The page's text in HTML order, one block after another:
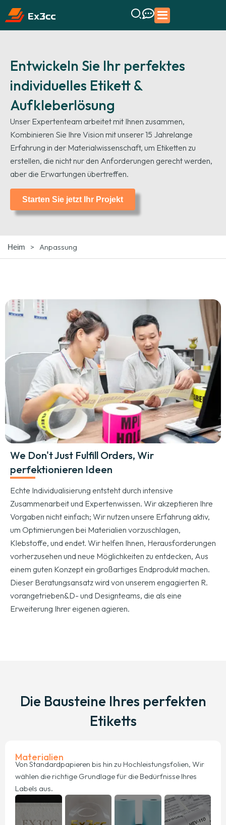
Entwickeln Sie Ihr perfektes
individuelles Etikett &
Aufkleberlösung
Unser Expertenteam arbeitet mit Ihnen zusammen,
Kombinieren Sie Ihre Vision mit unserer 15 Jahrelange
Erfahrung in der Materialwissenschaft, um Etiketten zu
erstellen, die nicht nur den Anforderungen gerecht werden,
aber die Erwartungen übertreffen.
Starten Sie jetzt Ihr Projekt
Heim > Anpassung
We Don't Just Fulfill Orders, Wir
perfektionieren Ideen
Echte Individualisierung entsteht durch intensive
Zusammenarbeit und Expertenwissen. Wir akzeptieren Ihre
Vorgaben nicht einfach; Wir nutzen unsere Erfahrung aktiv,
um Optimierungen bei Materialien vorzuschlagen,
Klebstoffe, und endet. Wir helfen Ihnen, Herausforderungen
vorherzusehen und neue Möglichkeiten zu entdecken, Aus
einem guten Konzept ein großartiges Endprodukt machen.
Dieser Beratungsansatz wird von unserem engagierten R.
vorangetrieben&D- und Designteams, die als eine
Erweiterung Ihrer eigenen agieren.
Die Bausteine ​​Ihres perfekten
Etiketts
Materialien
Von Standardpapieren bis hin zu Hochleistungsfolien, Wir
wählen die richtige Grundlage für die Bedürfnisse Ihres
Labels aus.